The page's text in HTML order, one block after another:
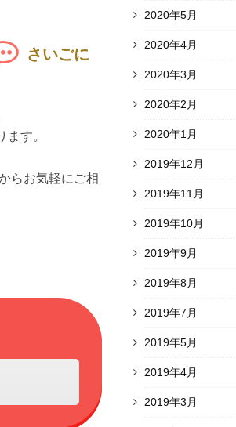
さいごに
す。
らお気軽にご相
2020年5月
2020年4月
2020年3月
2020年2月
2020年1月
2019年12月
2019年11月
2019年10月
2019年9月
2019年8月
2019年7月
2019年5月
2019年4月
2019年3月